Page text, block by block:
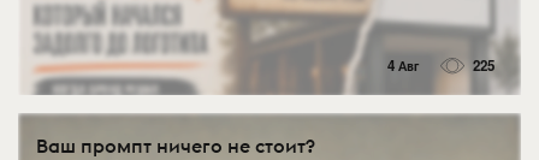
4 Авг 225
Ваш промпт ничего не стоит?